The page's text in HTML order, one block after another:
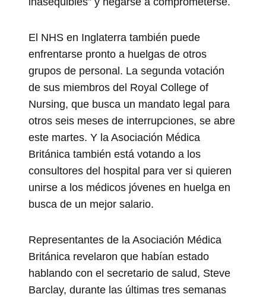
El NHS en Inglaterra también puede
enfrentarse pronto a huelgas de otros
grupos de personal. La segunda votación
de sus miembros del Royal College of
Nursing, que busca un mandato legal para
otros seis meses de interrupciones, se abre
este martes. Y la Asociación Médica
Británica también está votando a los
consultores del hospital para ver si quieren
unirse a los médicos jóvenes en huelga en
busca de un mejor salario.
Representantes de la Asociación Médica
Británica revelaron que habían estado
hablando con el secretario de salud, Steve
Barclay, durante las últimas tres semanas